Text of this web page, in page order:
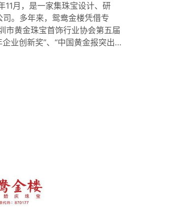
月，是一家集珠宝设计、研
。多年来，鸳鸯金楼凭借专
市黄金珠宝首饰行业协会第五届
业创新奖”、“中国黄金报突出